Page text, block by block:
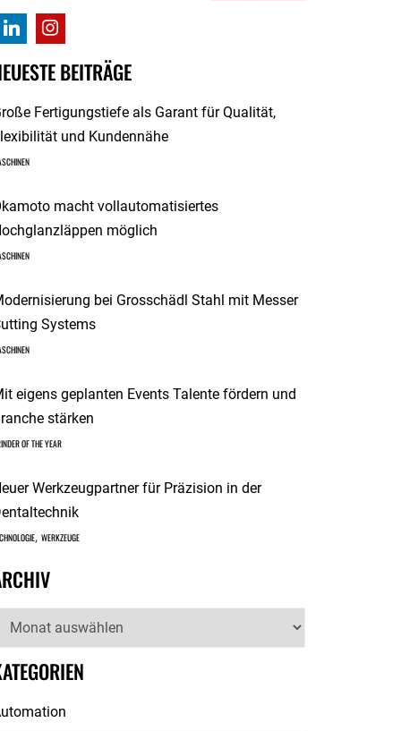
BEITRÄGE
Fertigungstiefe als Garant für Qualität,
und Kundennähe
macht vollautomatisiertes
möglich
bei Grosschädl Stahl mit Messer
Systems
eigens geplanten Events Talente fördern und
stärken
OF THE YEAR
Werkzeugpartner für Präzision in der
, WERKZEUGE
Archiv